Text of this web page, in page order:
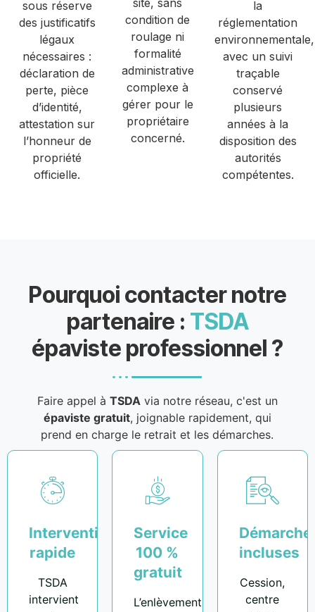
sous réserve
des justificatifs
légaux
nécessaires :
déclaration de
perte, pièce
d’identité,
attestation sur
l’honneur de
propriété
officielle.
site, sans
condition de
roulage ni
formalité
administrative
complexe à
gérer pour le
propriétaire
concerné.
la
réglementation
environnementale,
avec un suivi
traçable
conservé
plusieurs
années à la
disposition des
autorités
compétentes.
Pourquoi contacter notre
partenaire : TSDA
épaviste professionnel ?
Faire appel à TSDAvia notre réseau, c'est un
épaviste gratuit, joignable rapidement, qui
prend en charge le retrait et les démarches.
Intervention
rapide
TSDA
intervient
Service
100 %
gratuit
L’enlèvement
incluses
Cession,
centre